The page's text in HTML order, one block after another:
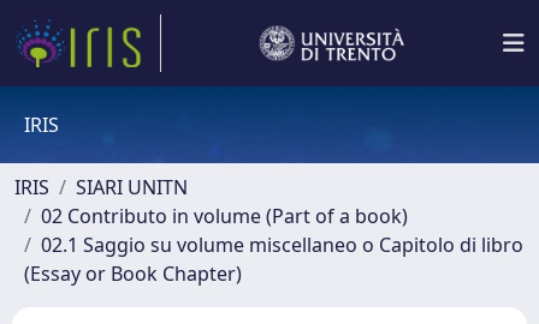
IRIS
IRIS
SIARI UNITN
02 Contributo in volume (Part of a book)
02.1 Saggio su volume miscellaneo o Capitolo di libro
(Essay or Book Chapter)